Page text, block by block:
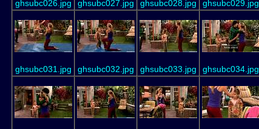
ghsubc026.jpg ghsubc027.jpg ghsubc028.jpg ghsubc029.jpg
ghsubc031.jpg ghsubc032.jpg ghsubc033.jpg ghsubc034.jpg